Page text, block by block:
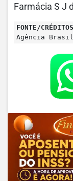
Farmácia S J
FONTE/
Agência Brasil